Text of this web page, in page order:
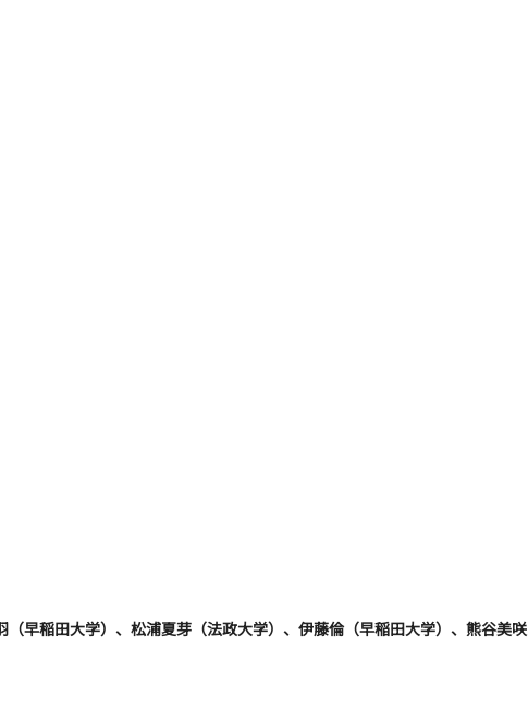
早稲田大学）、松浦夏芽（法政大学）、伊藤倫（早稲田大学）、熊谷美咲